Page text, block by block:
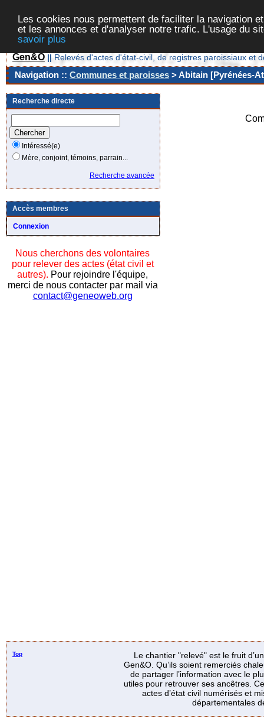
Les cookies nous permettent de faciliter la navigation
et les annonces et d'analyser notre trafic. L'usage du
savoir plus
Gen&O || Relevés d'actes d'état-civil, de registres paroissiaux et
Navigation :: Communes et paroisses > Abitain [Pyrénées-
Recherche directe
Intéressé(e)
Mère, conjoint, témoins, parrain...
Recherche avancée
Accès membres
Connexion
Nous cherchons des volontaires
pour relever des actes (état civil et
autres). Pour rejoindre l'équipe,
merci de nous contacter par mail via
contact@geneoweb.org
Top
Le chantier "relevé" est le fruit
Gen&O. Qu’ils soient remerciés
de partager l’information avec le
utiles pour retrouver ses ancêtres.
actes d’état civil numérisés et
départementales